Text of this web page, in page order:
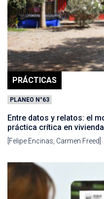
PRÁCTICAS
PLANEO N°63
Entre datos y relatos: el
práctica crítica en
[Felipe Encinas, Carmen Freed]